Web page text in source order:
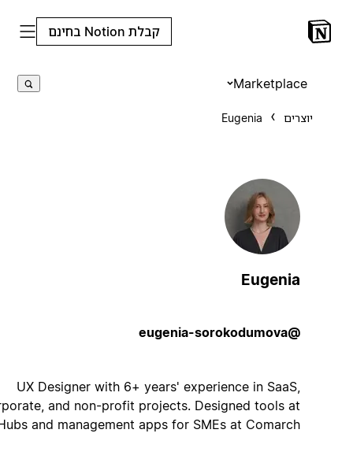
קבלת Notion בחינם
Marketplace
Eugenia
Eugenia
UX Designer with 6+ years' experience in SaaS,
corporate, and non-profit projects. Designed tools at
ING Hubs and management apps for SMEs at Comarch.